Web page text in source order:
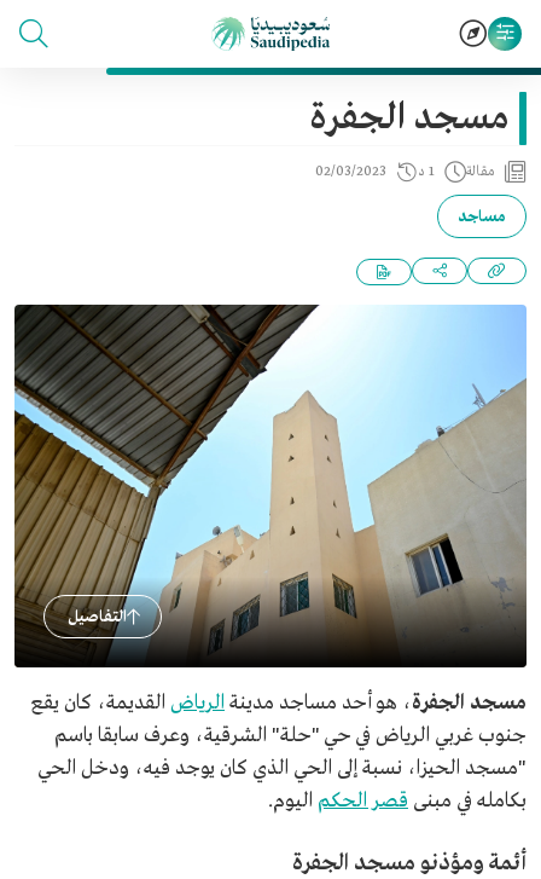
مسجد الجفرة
مقالة 1 د 02/03/2023
مساجد
التفاصيل
مسجد الجفرة، هو أحد مساجد مدينة الرياض القديمة، كان يقع
جنوب غربي الرياض في حي "حلة" الشرقية، وعرف سابقا باسم
"مسجد الحيزا، نسبة إلى الحي الذي كان يوجد فيه، ودخل الحي
بكامله في مبنى قصر الحكم اليوم.
أئمة ومؤذنو مسجد الجفرة